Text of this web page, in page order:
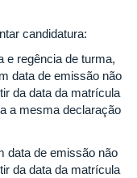
candidatura:
e regência de turma,
data de emissão não
da data da matrícula
a mesma declaração
data de emissão não
da data da matrícula